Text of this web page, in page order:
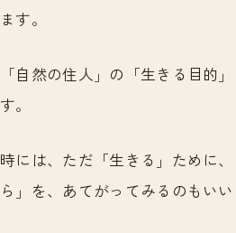
ます。
「自然の住人」の「生きる目的
す。
時には、ただ「生きる」ために
ら」を、あてがってみるのもいい